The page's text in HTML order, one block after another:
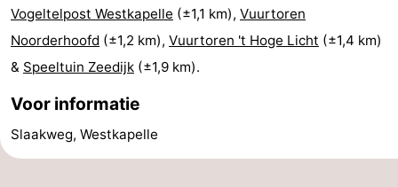
van
Schouwen
Veere
-
Natuur
-
Vogeltelpost Westkapelle (±1,1 km), Vuurtoren
Noorderhoofd (±1,2 km), Vuurtoren 't Hoge Licht (±1,4 km)
& Speeltuin Zeedijk (±1,9 km).
Voor informatie
Slaakweg, Westkapelle